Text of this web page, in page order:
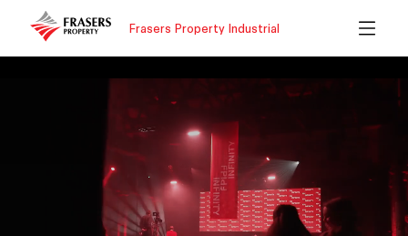
Frasers Property Industrial